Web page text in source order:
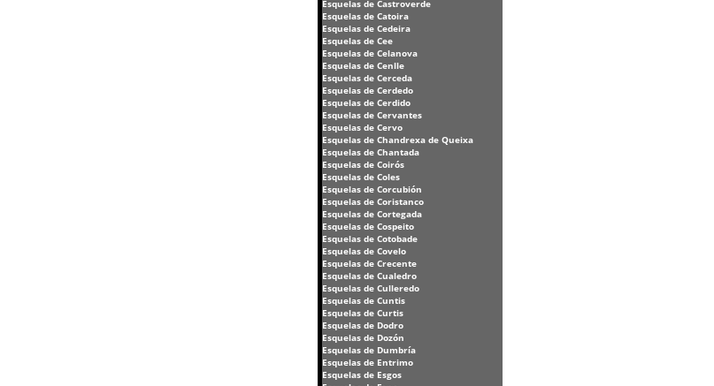
Esquelas de Castroverde
Esquelas de Catoira
Esquelas de Cedeira
Esquelas de Cee
Esquelas de Celanova
Esquelas de Cenlle
Esquelas de Cerceda
Esquelas de Cerdedo
Esquelas de Cerdido
Esquelas de Cervantes
Esquelas de Cervo
Esquelas de Chandrexa de Queixa
Esquelas de Chantada
Esquelas de Coirós
Esquelas de Coles
Esquelas de Corcubión
Esquelas de Coristanco
Esquelas de Cortegada
Esquelas de Cospeito
Esquelas de Cotobade
Esquelas de Covelo
Esquelas de Crecente
Esquelas de Cualedro
Esquelas de Culleredo
Esquelas de Cuntis
Esquelas de Curtis
Esquelas de Dodro
Esquelas de Dozón
Esquelas de Dumbría
Esquelas de Entrimo
Esquelas de Esgos